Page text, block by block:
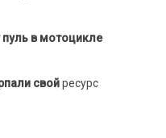
в мотоцикле
свойресурс